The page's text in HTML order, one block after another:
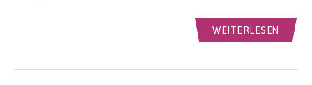
WEITERLESEN